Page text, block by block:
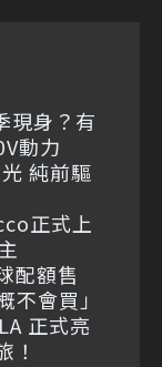
現身？有
動力
純前驅
正式上
配額售
會買」
正式亮
！